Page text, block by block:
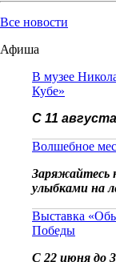
Все новости
Афиша
В музее
Кубе»
С 11
Волшебное
Заряжайтесь
улыбками на
Выставка
Победы
С 22 июня до